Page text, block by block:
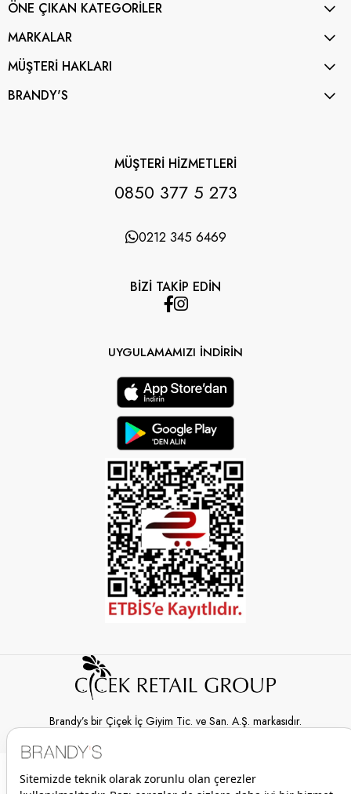
ÖNE ÇIKAN KATEGORİLER
MARKALAR
MÜŞTERİ HAKLARI
BRANDY'S
MÜŞTERİ HİZMETLERİ
0850 377 5 273
0212 345 6469
BİZİ TAKİP EDİN
UYGULAMAMIZI İNDİRİN
Brandy’s bir Çiçek İç Giyim Tic. ve San. A.Ş. markasıdır.
© 2026 Brandy’s | Her hakkı saklıdır.